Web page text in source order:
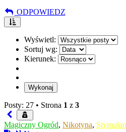
ODPOWIEDZ
Wyświetl:
Sortuj wg:
Kierunek:
Posty: 27 • Strona 1 z 3
Magiczny Ogród, Nikotyna,